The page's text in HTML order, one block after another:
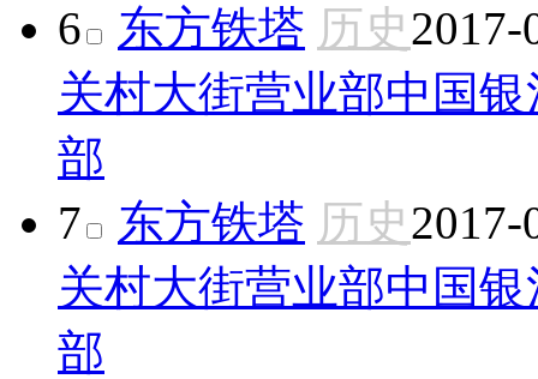
6
东方铁塔 历史2017-
关村大街营业部中国
部
7
东方铁塔 历史2017-
关村大街营业部中国
部